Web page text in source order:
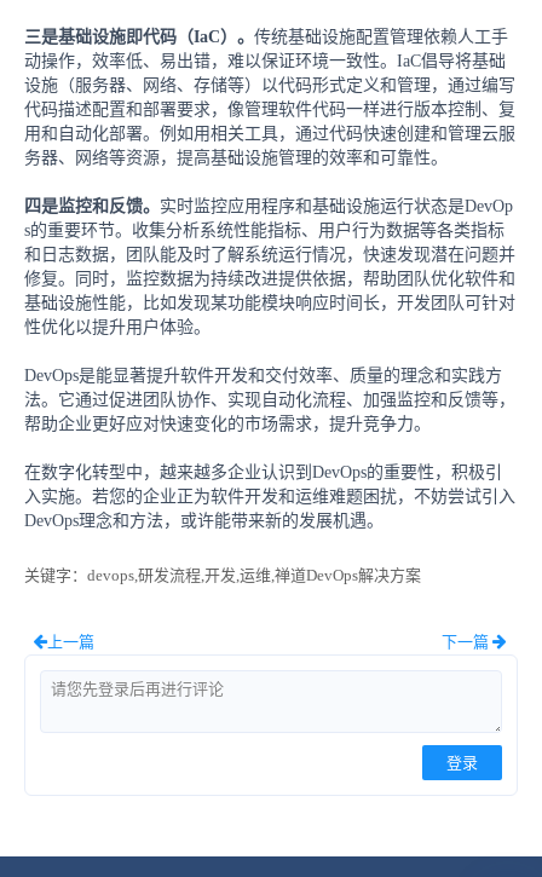
三是基础设施即代码（IaC）。 传统基础设施配置管理依赖人工手
动操作，效率低、易出错，难以保证环境一致性。IaC倡导将基础
设施（服务器、网络、存储等）以代码形式定义和管理，通过编写
代码描述配置和部署要求，像管理软件代码一样进行版本控制、复
用和自动化部署。例如用相关工具，通过代码快速创建和管理云服
务器、网络等资源，提高基础设施管理的效率和可靠性。
四是监控和反馈。 实时监控应用程序和基础设施运行状态是DevOp
s的重要环节。收集分析系统性能指标、用户行为数据等各类指标
和日志数据，团队能及时了解系统运行情况，快速发现潜在问题并
修复。同时，监控数据为持续改进提供依据，帮助团队优化软件和
基础设施性能，比如发现某功能模块响应时间长，开发团队可针对
性优化以提升用户体验。
DevOps是能显著提升软件开发和交付效率、质量的理念和实践方
法。它通过促进团队协作、实现自动化流程、加强监控和反馈等，
帮助企业更好应对快速变化的市场需求，提升竞争力。
在数字化转型中，越来越多企业认识到DevOps的重要性，积极引
入实施。若您的企业正为软件开发和运维难题困扰，不妨尝试引入
DevOps理念和方法，或许能带来新的发展机遇。
关键字 ：devops,研发流程,开发,运维,禅道DevOps解决方案
上一篇 下一篇
登录